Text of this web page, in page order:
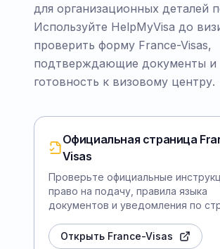
для организационных деталей
Используйте HelpMyVisa до
проверить форму France-Visas,
подтверждающие документы и
готовность к визовому центру.
Официальная страница
Visas
Проверьте официальные
право на подачу, правила языка
документов и уведомления по
Открыть France-Visas